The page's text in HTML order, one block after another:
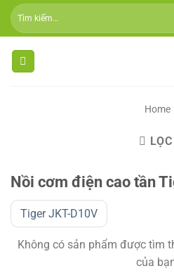
Skip
Tìm
kiếm:
Home
LỌC
Nồi cơm điện cao tần
Tiger JKT-D10V
Không có sản phẩm được tìm
của